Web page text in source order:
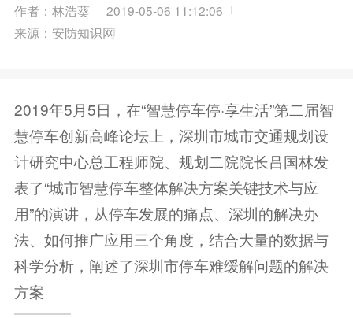
作者：林浩葵
2019-05-06 11:12:06
来源：安防知识网
2019年5月5日，在“智慧停车停·享生活”第二届智
慧停车创新高峰论坛上，深圳市城市交通规划设
计研究中心总工程师院、规划二院院长吕国林发
表了“城市智慧停车整体解决方案关键技术与应
用”的演讲，从停车发展的痛点、深圳的解决办
法、如何推广应用三个角度，结合大量的数据与
科学分析，阐述了深圳市停车难缓解问题的解决
方案